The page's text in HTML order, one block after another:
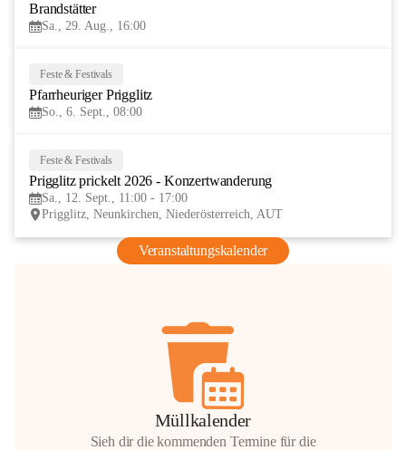
Brandstätter
Sa., 29. Aug., 16:00
Feste & Festivals
Pfarrheuriger Prigglitz
So., 6. Sept., 08:00
Feste & Festivals
Prigglitz prickelt 2026 - Konzertwanderung
Sa., 12. Sept., 11:00 - 17:00
Prigglitz, Neunkirchen, Niederösterreich, AUT
Veranstaltungskalender
Müllkalender
Sieh dir die kommenden Termine für die